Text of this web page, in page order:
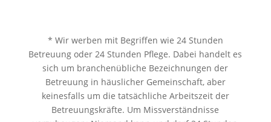
* Wir werben mit Begriffen wie 24 Stunden
Betreuung oder 24 Stunden Pflege. Dabei handelt es
sich um branchenübliche Bezeichnungen der
Betreuung in häuslicher Gemeinschaft, aber
keinesfalls um die tatsächliche Arbeitszeit der
Betreuungskräfte. Um Missverständnisse